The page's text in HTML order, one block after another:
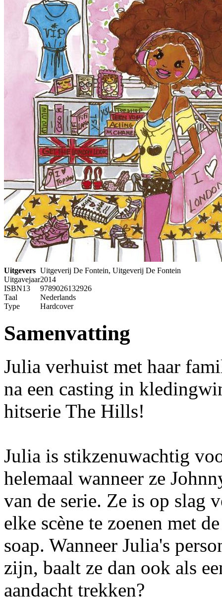
Uitgevers Uitgeverij De Fontein, Uitgeverij De Fontein
Uitgavejaar2014
ISBN13
9789026132926
Taal
Nederlands
Type
Hardcover
Samenvatting
Julia verhuist met haar
na een casting in
hitserie The Hills!
Julia is stikzenuwachtig
helemaal wanneer ze
van de serie. Ze is op slag
elke scène te zoenen met
soap. Wanneer Julia's
zijn, baalt ze dan ook als
aandacht trekken?